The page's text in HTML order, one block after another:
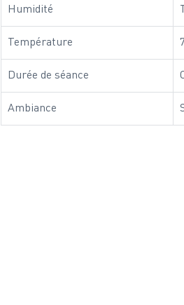
Humidité
Température
Durée de séance
Ambiance